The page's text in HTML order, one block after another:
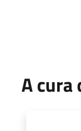
A cura